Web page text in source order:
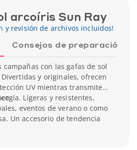
arcoíris Sun Ray
y revisión de archivos incluidos!
Consejos de preparación
campañas con las gafas de sol
y originales, ofrecen
UV mientras transmiten
Ligeras y resistentes,
eventos de verano o como
Un accesorio de tendencia
g